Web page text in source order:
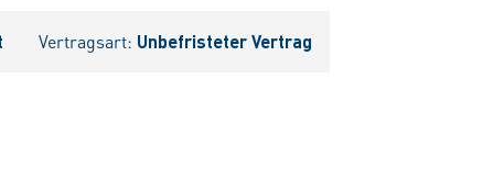
Vertragsart: Unbefristeter Vertrag